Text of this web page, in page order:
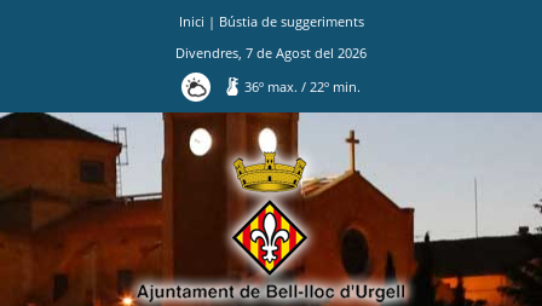
Inici | Bústia de suggeriments
Divendres 7 de Agost del 2026
36º max./ 22º min.